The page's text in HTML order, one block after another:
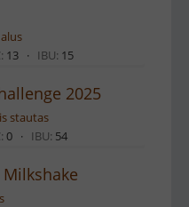
13 · IBU: 15
2025
stautas
0 · IBU: 54